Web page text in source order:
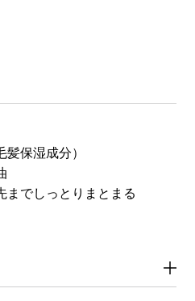
保湿成分）
までしっとりまとまる